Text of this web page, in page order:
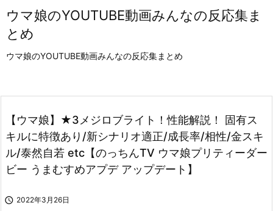
ウマ娘のYOUTUBE動画みんなの反応集ま
とめ
ウマ娘のYOUTUBE動画みんなの反応集まとめ
【ウマ娘】★3メジロブライト！性能解説！ 固有ス
キルに特徴あり/新シナリオ適正/成長率/相性/金スキ
ル/泰然自若 etc【のっちんTV ウマ娘プリティーダー
ビー うまむすめアプデ アップデート】
 2022年3月26日